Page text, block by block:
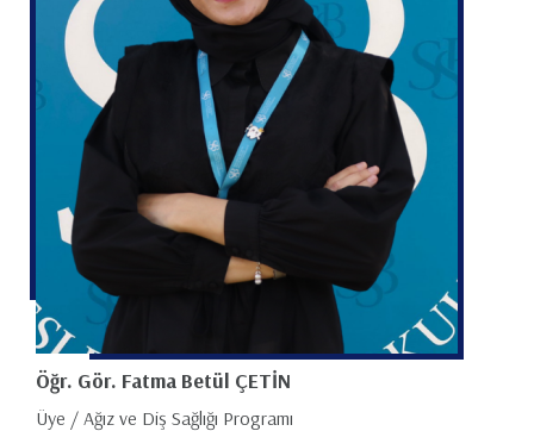
Öğr. Gör. Fatma Betül ÇETİN
Üye / Ağız ve Diş Sağlığı Programı